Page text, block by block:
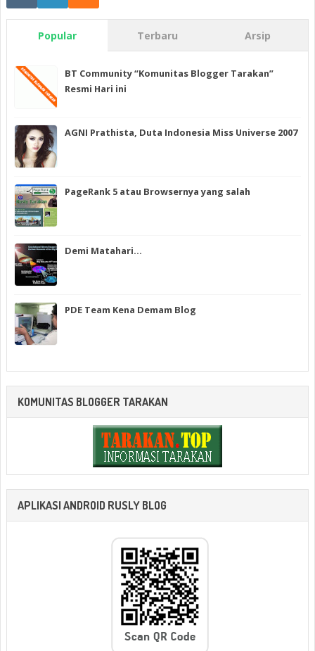
Popular Terbaru Arsip
BT Community “Komunitas Blogger Tarakan”
Resmi Hari ini
AGNI Prathista, Duta Indonesia Miss Universe 2007
PageRank 5 atau Browsernya yang salah
Demi Matahari…
PDE Team Kena Demam Blog
KOMUNITAS BLOGGER TARAKAN
APLIKASI ANDROID RUSLY BLOG